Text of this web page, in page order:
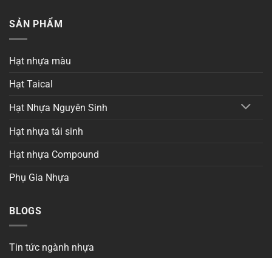
SẢN PHẨM
Hạt nhựa màu
Hạt Taical
Hạt Nhựa Nguyên Sinh
Hạt nhựa tái sinh
Hạt nhựa Compound
Phụ Gia Nhựa
BLOGS
Tin tức ngành nhựa